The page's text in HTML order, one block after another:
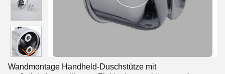
Wandmontage Handheld-Duschstütze mit